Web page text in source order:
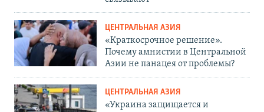
ЦЕНТРАЛЬНАЯ АЗИЯ
«Краткосрочное решение».
Почему амнистии в Центральной
Азии не панацея от проблемы?
ЦЕНТРАЛЬНАЯ АЗИЯ
«Украина защищается и